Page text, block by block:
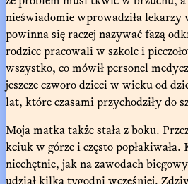
nieświadomie wprowadziła lekarzy
powinna się raczej nazywać fazą
rodzice pracowali w szkole i
wszystko, co mówił personel
jeszcze czworo dzieci w wieku od
lat, które czasami przychodziły do
Moja matka także stała z boku.
kciuk w górze i często popłakiwała.
niechętnie, jak na zawodach
udział kilka tygodni wcześniej.